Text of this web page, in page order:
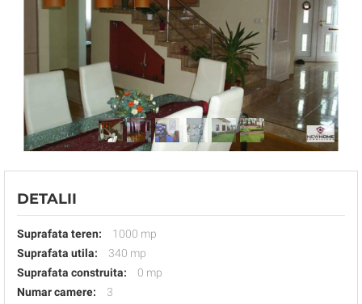
DETALII
Suprafata teren:
1000 mp
Suprafata utila:
340 mp
Suprafata construita:
0 mp
Numar camere:
3